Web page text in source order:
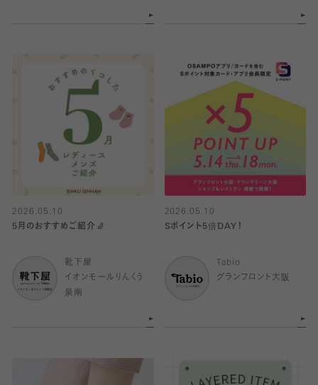
2026.05.10
5月のおすすめご紹介🧦
靴下屋
イオンモールりんくう
泉南
2026.05.10
Sポイント5倍DAY！
Tabio
グランフロント大阪